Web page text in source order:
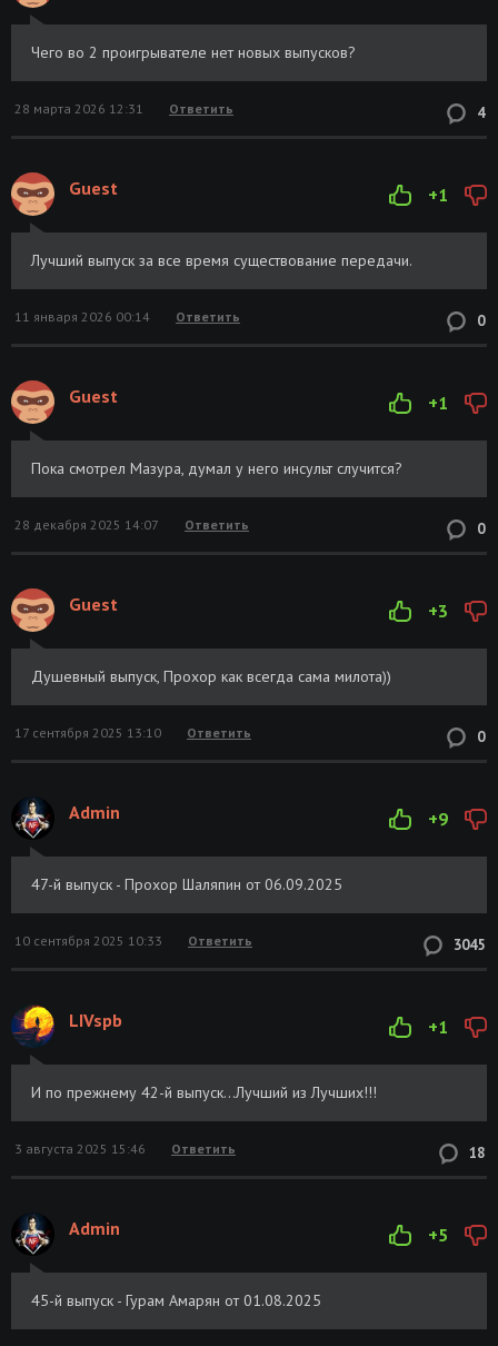
Чего во 2 проигрывателе нет новых выпусков?
4
28 марта 2026 12:31 Ответить
+1
Guest
Лучший выпуск за все время существование передачи.
0
11 января 2026 00:14 Ответить
+1
Guest
Пока смотрел Мазура, думал у него инсульт случится?
0
28 декабря 2025 14:07 Ответить
+3
Guest
Душевный выпуск, Прохор как всегда сама милота))
0
17 сентября 2025 13:10 Ответить
+9
Admin
47-й выпуск - Прохор Шаляпин от 06.09.2025
3045
10 сентября 2025 10:33 Ответить
+1
LIVspb
И по прежнему 42-й выпуск...Лучший из Лучших!!!
18
3 августа 2025 15:46 Ответить
+5
Admin
45-й выпуск - Гурам Амарян от 01.08.2025